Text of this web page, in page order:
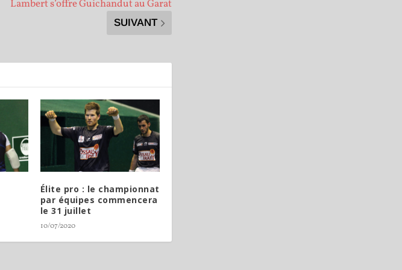
Lambert s’offre Guichandut au Garat
SUIVANT
Élite pro : le championnat
par équipes commencera
le 31 juillet
10/07/2020